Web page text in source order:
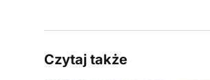
Czytaj także